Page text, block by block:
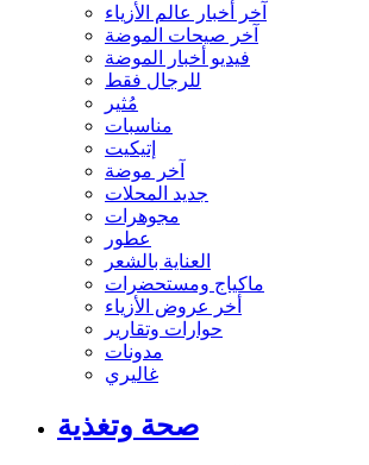
آخر أخبار عالم الأزياء
آخر صيحات الموضة
فيديو أخبار الموضة
للرجال فقط
مُثير
مناسبات
إتيكيت
آخر موضة
جديد المحلات
مجوهرات
عطور
العناية بالشعر
ماكياج ومستحضرات
أخر عروض الأزياء
حوارات وتقارير
مدونات
غاليري
صحة وتغذية